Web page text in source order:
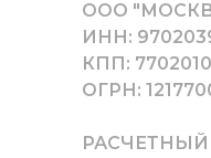
ООО
ИНН:
КПП:
ОГРН:
РАСЧЕТНЫЙ